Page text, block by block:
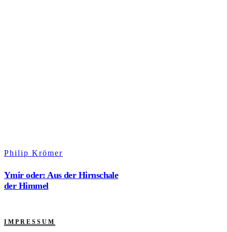
Philip Krömer
Ymir oder: Aus der Hirnschale
der Himmel
IMPRESSUM